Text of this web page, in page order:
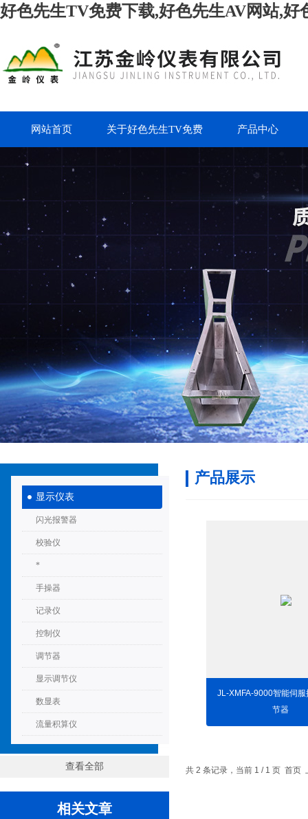
好色先生TV免费下载,好色先生AV网站,
网站首页 关于好色先生TV免费 产品中心
显示仪表
闪光报警器
校验仪
*
手操器
记录仪
控制仪
调节器
显示调节仪
数显表
流量积算仪
查看全部
相关文章
产品展示
JL-XMFA-9000智能伺服
节器
共 2 条记录，当前 1 / 1 页 首